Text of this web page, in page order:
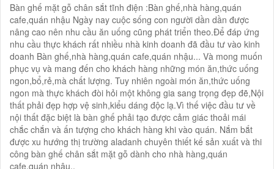
Bàn ghế mặt gỗ chân sắt tĩnh điện :Bàn ghế,nhà hàng,quán
cafe,quán nhậu Ngày nay cuộc sống con người dần dần được
nâng cao nên nhu cầu ăn uống cũng phát triển theo.Để đáp ứng
nhu cầu thực khách rất nhiều nhà kinh doanh đã đầu tư vào kinh
doanh Bàn ghế,nhà hàng,quán cafe,quán nhậu... Và mong muốn
phục vụ và mang đến cho khách hàng những món ăn,thức uống
ngon,bổ,rẻ,mà chất lượng. Tuy nhiên ngoài món ăn,thức uống
ngon mà thực khách đòi hỏi một không gia sang trọng đẹp đẽ,Nội
thất phải đẹp hợp vệ sinh,kiểu dáng độc lạ.Vì thế việc đầu tư về
nội thất đặc biệt là bàn ghế phải tạo được cảm giác thoải mái
chắc chắn và ấn tượng cho khách hàng khi vào quán. Nắm bắt
được xu hướng thị trường aladanh chuyên thiết kế sản xuất và thi
công bàn ghế chân sắt mặt gỗ dành cho nhà hàng,quán
cafe,quán nhậu..